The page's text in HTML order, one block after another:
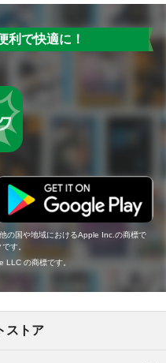
利で快適に！
の国や地域におけるApple Inc.の商標で
す。
の商標です。
ストア